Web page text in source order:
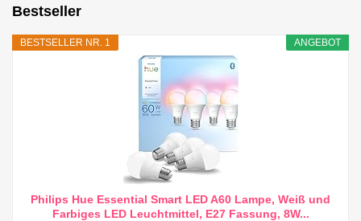
Bestseller
ANGEBOT
BESTSELLER NR. 1
Philips Hue Essential Smart LED A60 Lampe, Weiß und
Farbiges LED Leuchtmittel, E27 Fassung, 8W...